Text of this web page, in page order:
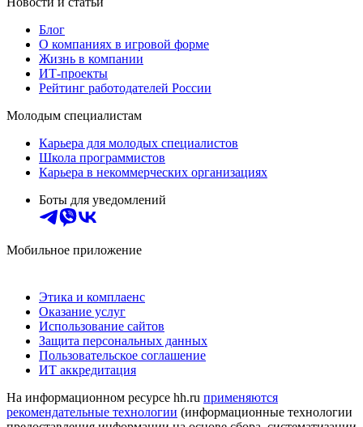
Блог
О компаниях в игровой форме
Жизнь в компании
ИТ-проекты
Рейтинг работодателей России
Молодым специалистам
Карьера для молодых специалистов
Школа программистов
Карьера в некоммерческих организациях
Боты для уведомлений
Мобильное приложение
Этика и комплаенс
Оказание услуг
Использование сайтов
Защита персональных данных
Пользовательское соглашение
ИТ аккредитация
На информационном ресурсе hh.ru применяются
рекомендательные технологии (информационные технологии